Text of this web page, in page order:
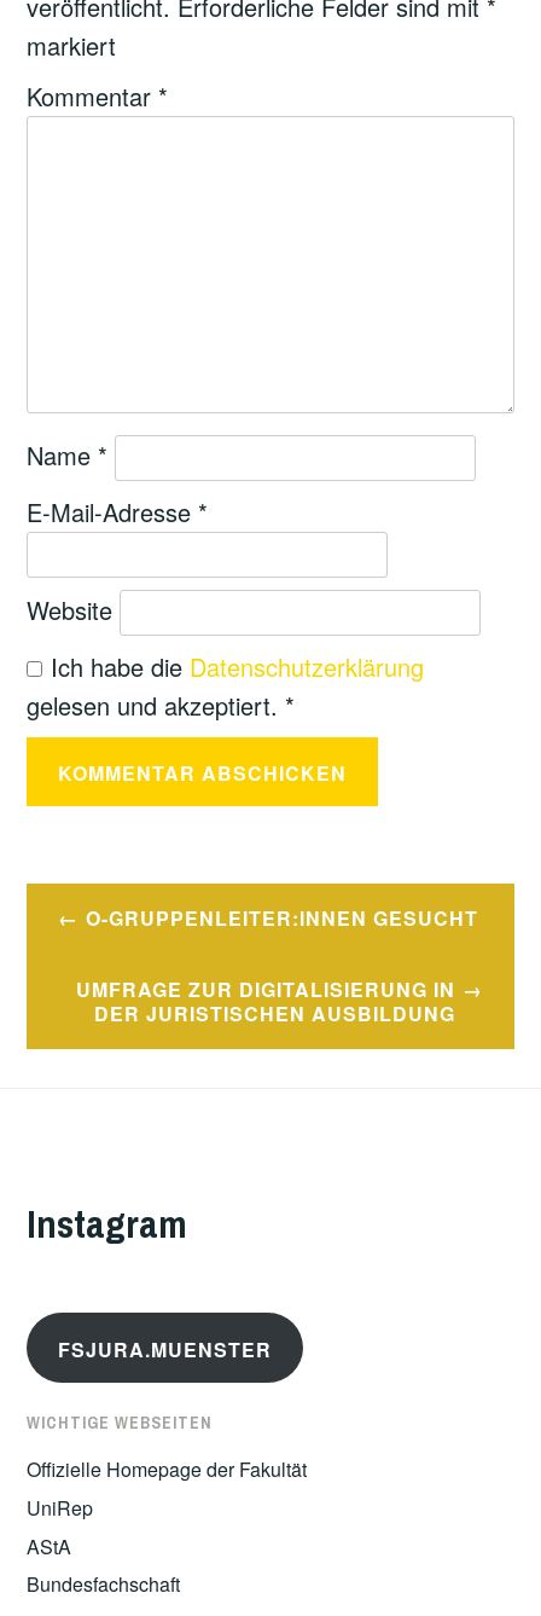
markiert
Kommentar *
Name *
E-Mail-Adresse *
Website
Ich habe die Datenschutzerklärung
gelesen und akzeptiert. *
Beitragsnavigation
O-GRUPPENLEITER:INNEN GESUCHT
UMFRAGE ZUR DIGITALISIERUNG IN
DER JURISTISCHEN AUSBILDUNG
Instagram
FSJURA.MUENSTER
WICHTIGE WEBSEITEN
Offizielle Homepage der Fakultät
UniRep
AStA
Bundesfachschaft